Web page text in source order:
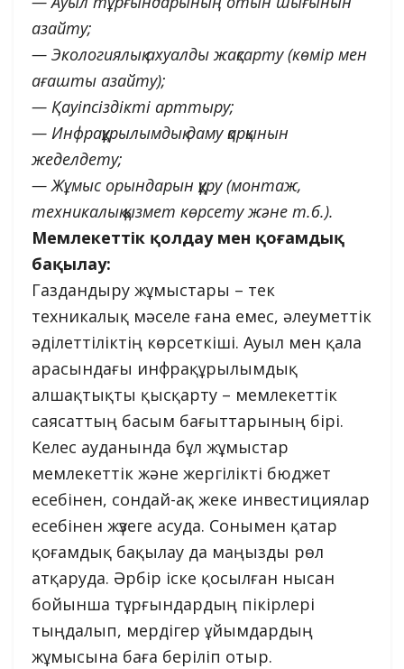
азайту;
— Экологиялық ахуалды жақсарту (көмір мен
ағашты азайту);
— Қауіпсіздікті арттыру;
— Инфрақұрылымдық даму қарқынын
жеделдету;
— Жұмыс орындарын құру (монтаж,
техникалық қызмет көрсету және т.б.).
Мемлекеттік қолдау мен қоғамдық
бақылау:
Газдандыру жұмыстары – тек
техникалық мәселе ғана емес, әлеуметтік
әділеттіліктің көрсеткіші. Ауыл мен қала
арасындағы инфрақұрылымдық
алшақтықты қысқарту – мемлекеттік
саясаттың басым бағыттарының бірі.
Келес ауданында бұл жұмыстар
мемлекеттік және жергілікті бюджет
есебінен, сондай-ақ жеке инвестициялар
есебінен жүзеге асуда. Сонымен қатар
қоғамдық бақылау да маңызды рөл
атқаруда. Әрбір іске қосылған нысан
бойынша тұрғындардың пікірлері
тыңдалып, мердігер ұйымдардың
жұмысына баға беріліп отыр.